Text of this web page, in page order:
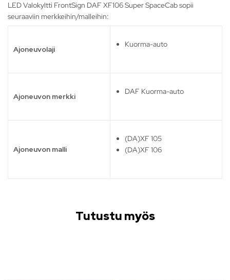
LED Valokyltti FrontSign DAF XF106 Super SpaceCab sopii
seuraaviin merkkeihin/malleihin:
Ajoneuvolaji
Kuorma-auto
Ajoneuvon merkki
DAF Kuorma-auto
Ajoneuvon malli
(DA)XF 105
(DA)XF 106
Tutustu myös